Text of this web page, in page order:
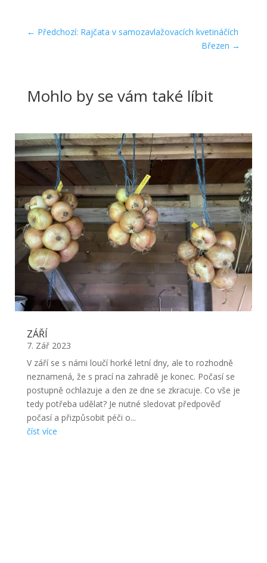
← Předchozí: Rajčata v samozavlažovacích kvetináčích
Březen →
Mohlo by se vám také líbit
ZÁŘÍ
7. Zář 2023
V září se s námi loučí horké letní dny, ale to rozhodně
neznamená, že s prací na zahradě je konec. Počasí se
postupně ochlazuje a den ze dne se zkracuje. Co vše je
tedy potřeba udělat? Je nutné sledovat předpověď
počasí a přizpůsobit péči o...
číst více